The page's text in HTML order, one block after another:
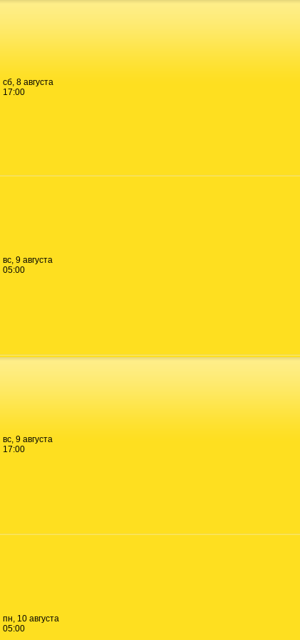
сб, 8 августа
17:00
вс, 9 августа
05:00
вс, 9 августа
17:00
пн, 10 августа
05:00